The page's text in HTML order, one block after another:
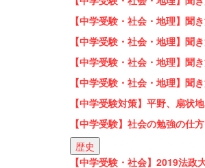
【中学受験・社会・地理】聞
【中学受験・社会・地理】聞
【中学受験・社会・地理】聞
【中学受験・社会・地理】聞
【中学受験対策】平野、扇状
【中学受験】社会の勉強の仕方
歴史
【中学受験・社会】2019法